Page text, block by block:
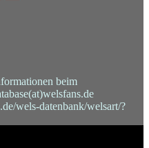
beim
wels-datenbank/welsart/?